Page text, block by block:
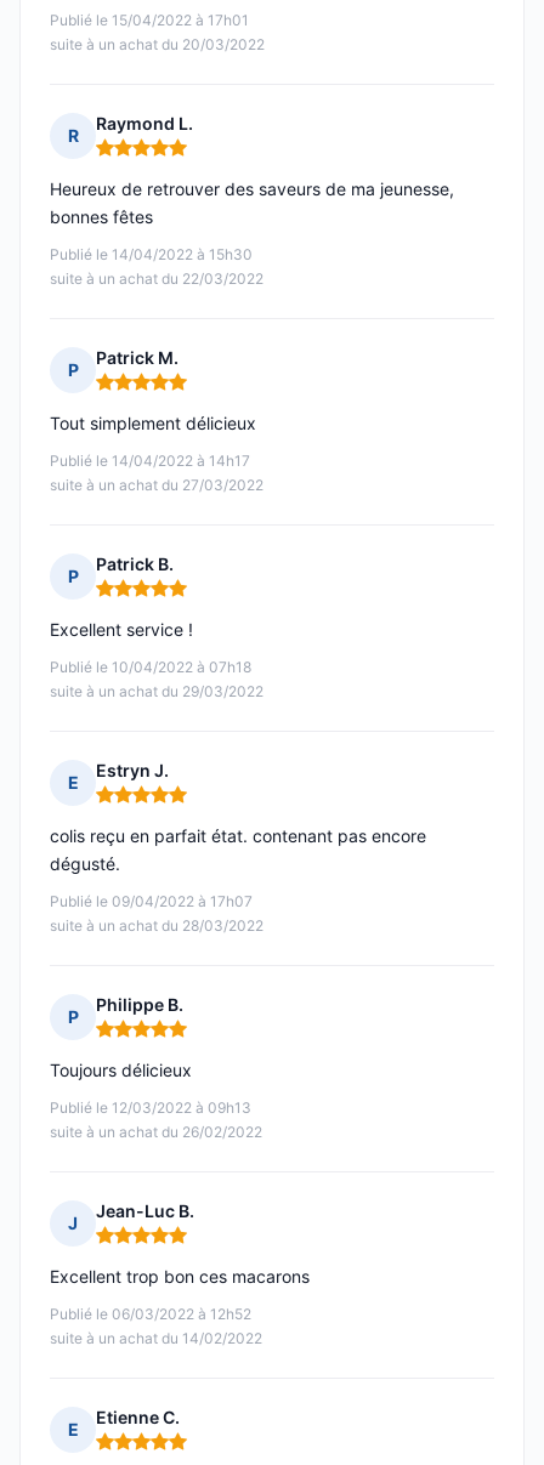
Publié le 15/04/2022 à 17h01
suite à un achat du 20/03/2022
R
Raymond L.
Note : 5 sur 5
Publié le 14/04/2022 à 15h30
suite à un achat du 22/03/2022
Heureux de retrouver des saveurs de ma jeunesse,
bonnes fêtes
P
Patrick M.
Note : 5 sur 5
Publié le 14/04/2022 à 14h17
suite à un achat du 27/03/2022
Tout simplement délicieux
P
Patrick B.
Note : 5 sur 5
Publié le 10/04/2022 à 07h18
suite à un achat du 29/03/2022
Excellent service !
E
Estryn J.
Note : 5 sur 5
Publié le 09/04/2022 à 17h07
suite à un achat du 28/03/2022
colis reçu en parfait état. contenant pas encore
dégusté.
P
Philippe B.
Note : 5 sur 5
Publié le 12/03/2022 à 09h13
suite à un achat du 26/02/2022
Toujours délicieux
J
Jean-Luc B.
Note : 5 sur 5
Publié le 06/03/2022 à 12h52
suite à un achat du 14/02/2022
Excellent trop bon ces macarons
E
Etienne C.
Note : 5 sur 5